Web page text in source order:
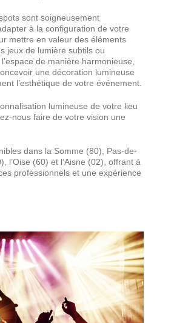
Devis
Pro
sont soigneusement
à la configuration de votre
mettre en valeur des éléments
jeux de lumière subtils ou
de manière harmonieuse,
une décoration lumineuse
l’esthétique de votre événement.
lumineuse de votre lieu
nous faire de votre vision une
dans la Somme (80), Pas-de-
l’Oise (60) et l’Aisne (02), offrant à
professionnels et une expérience